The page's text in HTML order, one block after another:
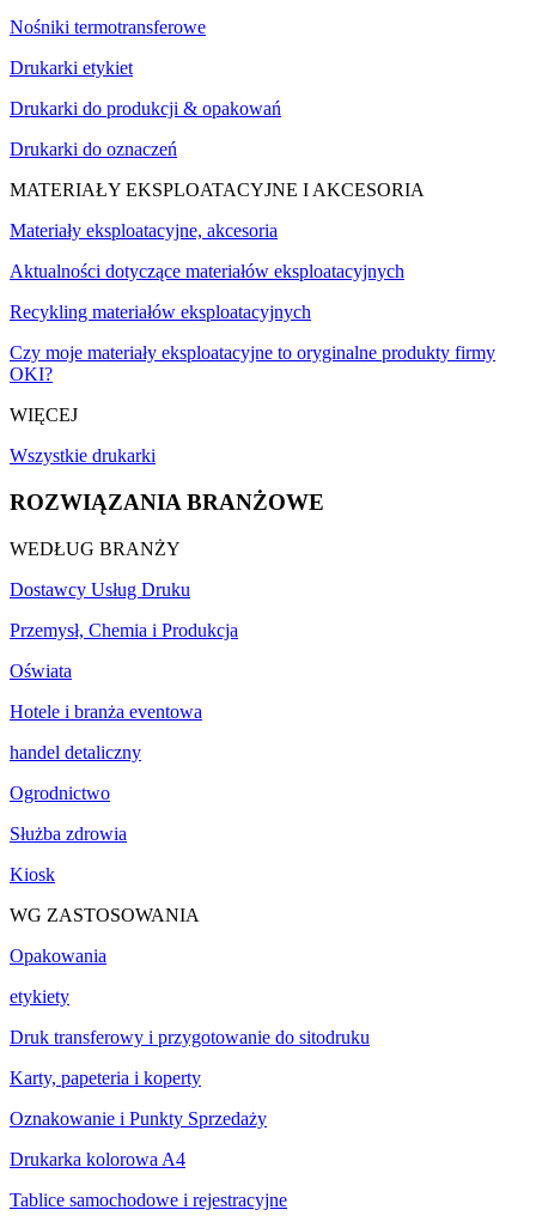
Nośniki termotransferowe
Drukarki etykiet
Drukarki do produkcji & opakowań
Drukarki do oznaczeń
MATERIAŁY EKSPLOATACYJNE I AKCESORIA
Materiały eksploatacyjne, akcesoria
Aktualności dotyczące materiałów eksploatacyjnych
Recykling materiałów eksploatacyjnych
Czy moje materiały eksploatacyjne to oryginalne produkty firmy
OKI?
WIĘCEJ
Wszystkie drukarki
ROZWIĄZANIA BRANŻOWE
WEDŁUG BRANŻY
Dostawcy Usług Druku
Przemysł, Chemia i Produkcja
Oświata
Hotele i branża eventowa
handel detaliczny
Ogrodnictwo
Służba zdrowia
Kiosk
WG ZASTOSOWANIA
Opakowania
etykiety
Druk transferowy i przygotowanie do sitodruku
Karty, papeteria i koperty
Oznakowanie i Punkty Sprzedaży
Drukarka kolorowa A4
Tablice samochodowe i rejestracyjne